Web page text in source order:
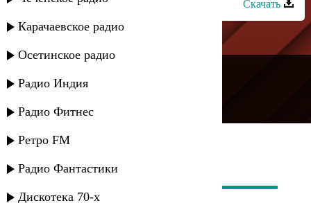
Карачаевское радио
Осетинское радио
Радио Индия
Радио Фитнес
Ретро FM
Радио Фантастики
Дискотека 70-х
Скачать
Русское радио